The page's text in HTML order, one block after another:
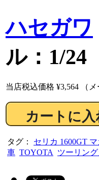
ハセガワ
ル：1/24
当店税込価格 ¥3,564 （
タグ： セリカ 1600GT
車 TOYOTA ツーリン